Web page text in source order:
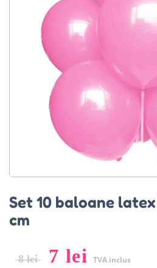
Set 10 baloane
cm
8lei 7 lei TVA inclus